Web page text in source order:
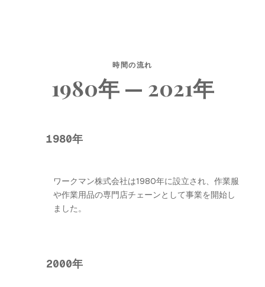
時間の流れ
1980年 — 2021年
1980年
ワークマン株式会社は1980年に設立され、作業服
や作業用品の専門店チェーンとして事業を開始し
ました。
2000年